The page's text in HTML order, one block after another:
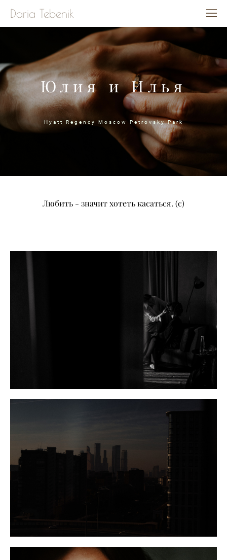
Daria Tebenik
Юлия и Илья
Hyatt Regency Moscow Petrovsky Park
Любить - значит хотеть касаться. (с)